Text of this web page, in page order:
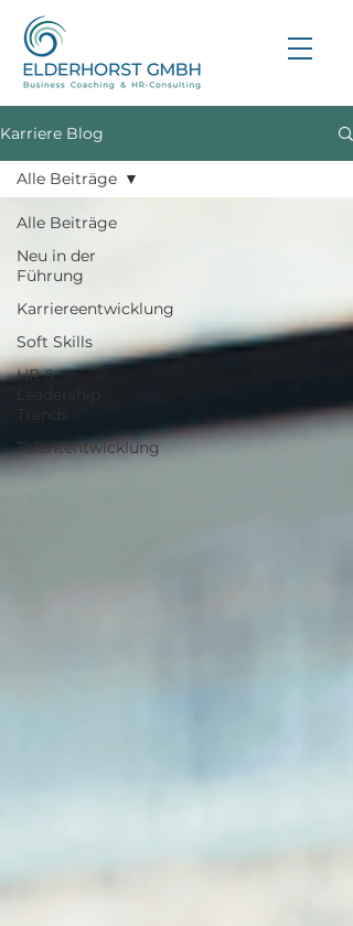
Karriere Blog
Alle Beiträge
Neu in der
Führung
Karriereentwicklung
Soft Skills
HR &
Leadership
Trends
Talententwicklung
Alle Beiträge